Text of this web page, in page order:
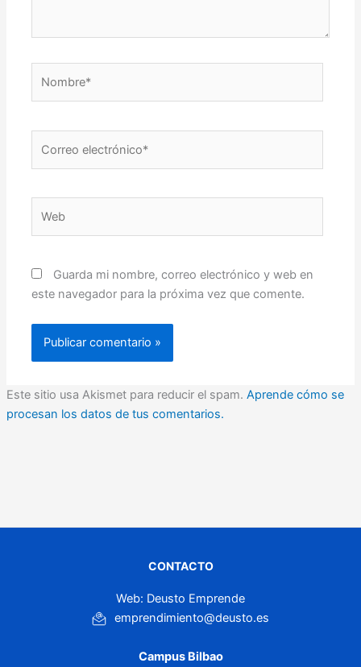
electrónico*
Guarda mi nombre, correo electrónico y web en
este navegador para la próxima vez que comente.
Este sitio usa Akismet para reducir el spam. Aprende cómo se
procesan los datos de tus comentarios.
CONTACTO
Web: Deusto Emprende
emprendimiento@deusto.es
Campus Bilbao